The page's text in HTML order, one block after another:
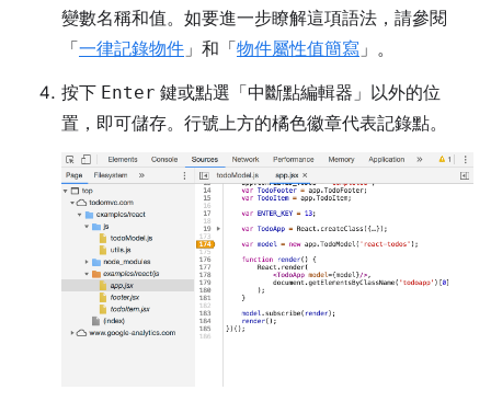
變數名稱和值。如要進一步瞭解這項語法，請參閱
「一律記錄物件 」和「物件屬性值簡寫 」。
按下 Enter 鍵或點選「中斷點編輯器」 以外的位
置，即可儲存。行號上方的橘色徽章代表記錄點。